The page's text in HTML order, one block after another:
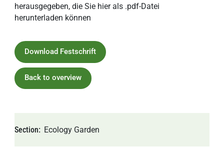
herausgegeben, die Sie hier als .pdf-Datei
herunterladen können
Download Festschrift
Section Ecology Garden
Back to overview